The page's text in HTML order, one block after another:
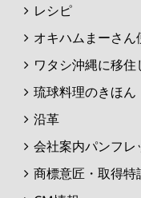
レシピ
オキハムまーさん
ワタシ沖縄に移住
琉球料理のきほん
沿革
会社案内パンフレ
商標意匠・取得特